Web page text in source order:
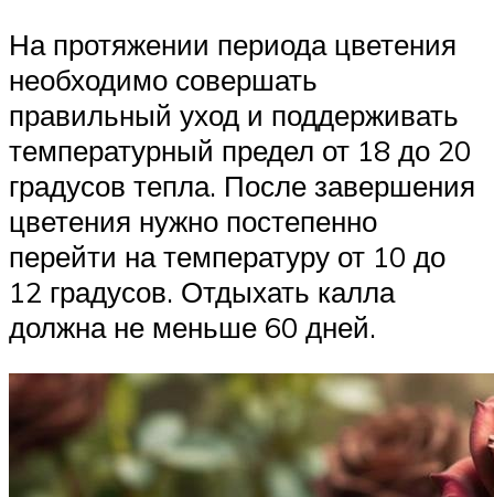
На протяжении периода цветения
необходимо совершать
правильный уход и поддерживать
температурный предел от 18 до 20
градусов тепла. После завершения
цветения нужно постепенно
перейти на температуру от 10 до
12 градусов. Отдыхать калла
должна не меньше 60 дней.